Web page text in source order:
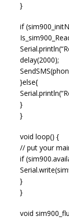
}
if
delay(2000);
}else{
}
}
void loop() {
// put your
if
}
}
void